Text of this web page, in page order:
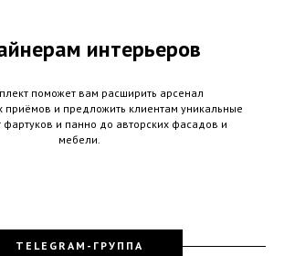
интерьеров
поможет вам расширить арсенал
приёмов и предложить клиентам уникальные
фартуков и панно до авторских фасадов и
мебели.
TELEGRAM-ГРУППА